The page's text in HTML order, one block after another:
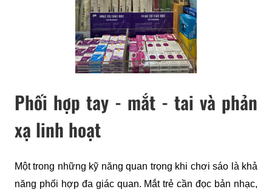
Phối hợp tay - mắt - tai và phản
xạ linh hoạt
Một trong những kỹ năng quan trọng khi chơi sáo là khả
năng phối hợp đa giác quan. Mắt trẻ cần đọc bản nhạc,